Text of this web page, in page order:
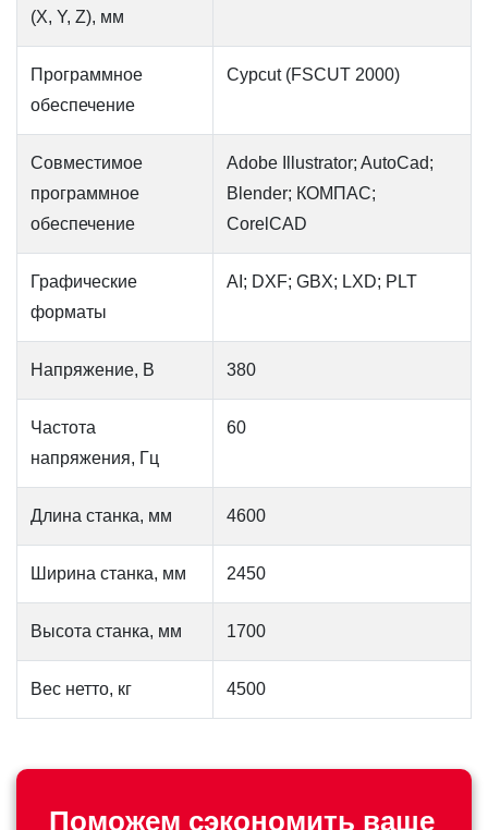
(X, Y, Z), мм
Программное
обеспечение
Cypcut (FSCUT 2000)
Совместимое
программное
обеспечение
Adobe Illustrator; AutoCad;
Blender; КОМПАС;
CorelCAD
Графические
форматы
AI; DXF; GBX; LXD; PLT
Напряжение, В 380
Частота
напряжения, Гц
60
Длина станка, мм 4600
Ширина станка, мм 2450
Высота станка, мм 1700
Вес нетто, кг 4500
Поможем сэкономить ваше